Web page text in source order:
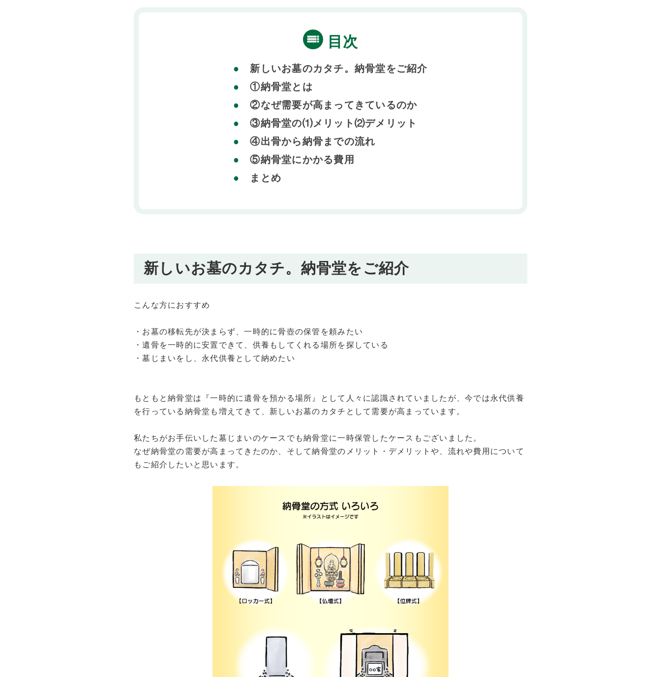
目次
新しいお墓のカタチ。納骨堂をご紹介
①納骨堂とは
②なぜ需要が高まってきているのか
③納骨堂の⑴メリット⑵デメリット
④出骨から納骨までの流れ
⑤納骨堂にかかる費用
まとめ
新しいお墓のカタチ。納骨堂をご紹介
こんな方におすすめ
・お墓の移転先が決まらず、一時的に骨壺の保管を頼みたい
・遺骨を一時的に安置できて、供養もしてくれる場所を探している
・墓じまいをし、永代供養として納めたい
もともと納骨堂は『一時的に遺骨を預かる場所』として人々に認識されていましたが、今では永代供養
を行っている納骨堂も増えてきて、新しいお墓のカタチとして需要が高まっています。
私たちがお手伝いした墓じまいのケースでも納骨堂に一時保管したケースもございました。
なぜ納骨堂の需要が高まってきたのか、そして納骨堂のメリット・デメリットや、流れや費用について
もご紹介したいと思います。